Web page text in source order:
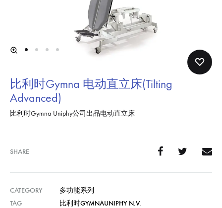
比利时Gymna 电动直立床(Tilting
Advanced)
比利时Gymna Uniphy公司出品电动直立床
SHARE
CATEGORY
多功能系列
TAG
比利时GYMNAUNIPHY N.V.